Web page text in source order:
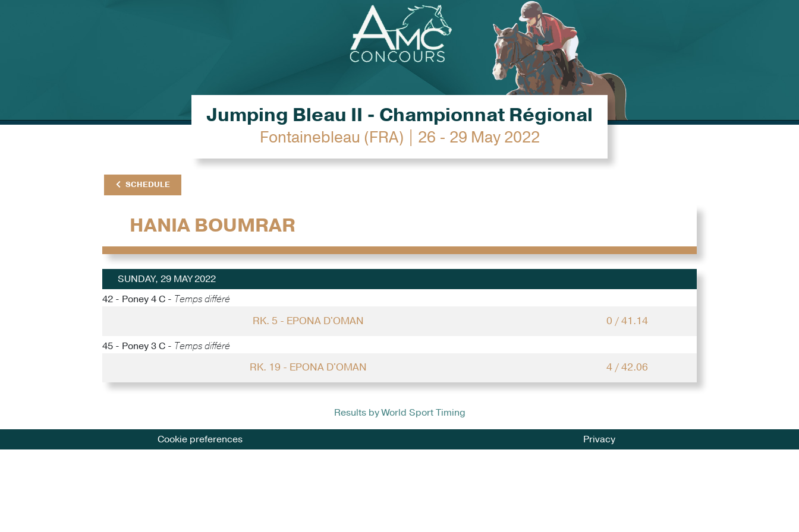
Jumping Bleau II - Championnat Régional
Fontainebleau (FRA) | 26 - 29 May 2022
SCHEDULE
HANIA BOUMRAR
SUNDAY, 29 MAY 2022
42 - Poney 4 C - Temps différé
RK. 5 - EPONA D'OMAN 0 / 41.14
45 - Poney 3 C - Temps différé
RK. 19 - EPONA D'OMAN 4 / 42.06
Results by World Sport Timing
Cookie preferences Privacy